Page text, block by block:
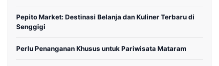
Pepito Market: Destinasi Belanja dan Kuliner Terbaru di
Senggigi
Perlu Penanganan Khusus untuk Pariwisata Mataram